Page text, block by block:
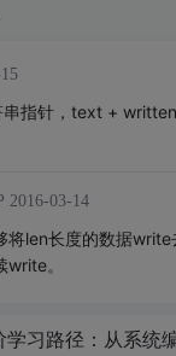
指针，text +
2016-03-14
将len长度的数据
。
习路径：从系统